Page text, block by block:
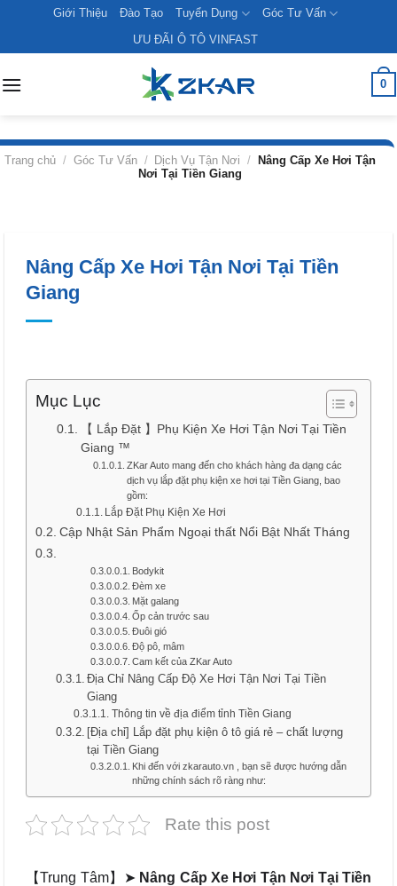
content
Giới Thiệu Đào Tạo Tuyển Dụng
Góc Tư Vấn
ƯU ĐÃI Ô TÔ VINFAST
0
Trang chủ / Góc Tư Vấn / Dịch Vụ Tận Nơi /
Nâng Cấp Xe Hơi Tận
Nơi Tại Tiền Giang
Nâng Cấp Xe Hơi Tận Nơi Tại Tiền
Giang
Mục Lục
【 Lắp Đặt 】Phụ Kiện Xe Hơi Tận Nơi Tại Tiền
Giang ™
ZKar Auto mang đến cho khách hàng đa dạng các
dịch vụ lắp đặt phụ kiện xe hơi tại Tiền Giang, bao
gồm:
Lắp Đặt Phụ Kiện Xe Hơi
Cập Nhật Sản Phẩm Ngoại thất Nổi Bật Nhất Tháng
Bodykit
Đèm xe
Mặt galang
Ốp cản trước sau
Đuôi gió
Độ pô, mâm
Cam kết của ZKar Auto
Địa Chỉ Nâng Cấp Độ Xe Hơi Tận Nơi Tại Tiền
Giang
Thông tin về địa điểm tỉnh Tiền Giang
[Địa chỉ] Lắp đặt phụ kiện ô tô giá rẻ – chất lượng
tại Tiền Giang
Khi đến với zkarauto.vn , bạn sẽ được hướng dẫn
những chính sách rõ ràng như:
Rate this post
【Trung Tâm】➤ Nâng Cấp Xe Hơi Tận Nơi Tại Tiền